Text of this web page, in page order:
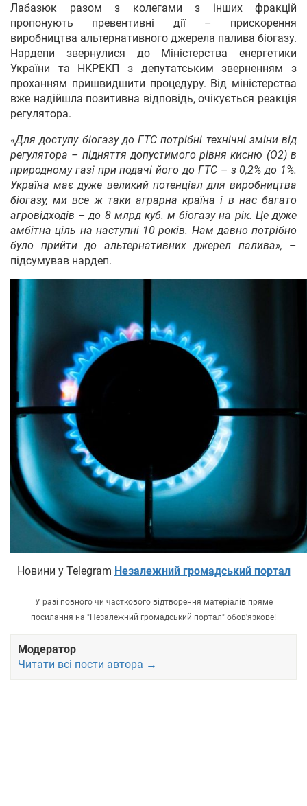
Лабазюк разом з колегами з інших фракцій
пропонують превентивні дії – прискорення
виробництва альтернативного джерела палива біогазу.
Нардепи звернулися до Міністерства енергетики
України та НКРЕКП з депутатським зверненням з
проханням пришвидшити процедуру. Від міністерства
вже надійшла позитивна відповідь, очікується реакція
регулятора.
«Для доступу біогазу до ГТС потрібні технічні зміни від
регулятора – підняття допустимого рівня кисню (О2) в
природному газі при подачі його до ГТС – з 0,2% до 1%.
Україна має дуже великий потенціал для виробництва
біогазу, ми все ж таки аграрна країна і в нас багато
агровідходів – до 8 млрд куб. м біогазу на рік. Це дуже
амбітна ціль на наступні 10 років. Нам давно потрібно
було прийти до альтернативних джерел палива», –
підсумував нардеп.
Новини у Telegram Незалежний громадський портал
У разі повного чи часткового відтворення матеріалів пряме
посилання на "Незалежний громадський портал" обов'язкове!
Модератор
Читати всі пости автора →